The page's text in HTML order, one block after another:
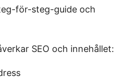
för-steg-guide och
SEO och innehållet: